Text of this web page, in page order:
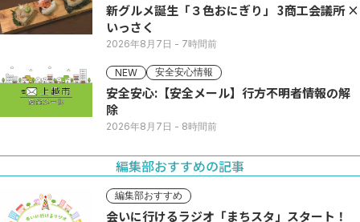
新グルメ誕生「３色おにぎり」 3商工会議所 ×
いっさく
2026年8月7日 - 7時間前
NEW 安全安心情報
安全安心:【安全メール】行方不明者情報の解
除
2026年8月7日 - 8時間前
編集部おすすめの記事
編集部おすすめ
会いに行けるラジオ「まちスタ」スタート！